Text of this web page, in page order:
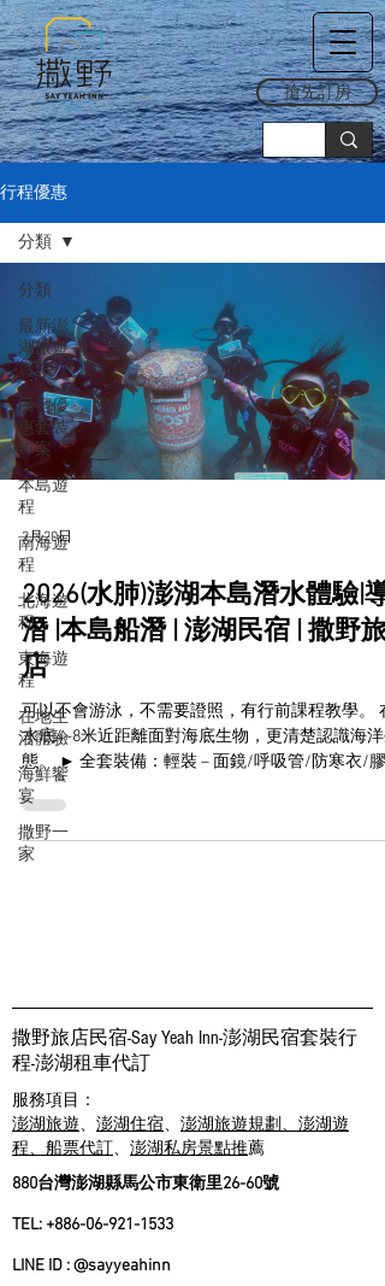
搶先訂房
行程優惠
分類
最新澎
湖旅遊
資訊
民宿優
惠套裝
專案
本島遊
程
南海遊
程
北海遊
程
東海遊
程
在地生
活體驗
海鮮饗
宴
撒野一
家
分類
2月20日
2026(水肺)澎湖本島潛水體驗|導
潛 |本島船潛 | 澎湖民宿 | 撒野旅
店
可以不會游泳，不需要證照，有行前課程教學。 在
水底4~8米近距離面對海底生物，更清楚認識海洋
態。 ► 全套裝備：輕裝 – 面鏡/呼吸管/防寒衣/膠
鞋/蛙鞋/手套 重裝 – 浮力背心/調節器/配重/氣瓶
貼心提供：點心/水/盥洗/照片下載/海洋途徑到海
接駁/海底郵筒防水明信片每人乙張 ► 專業服務：
底生物導覽，拍攝海底照片 ，輕鬆教學、耐心引領
導潛及裝備費用 1 對 4 導潛(含裝備) 2支氣瓶$3,050
(第3支氣瓶以上$950/支) (導潛2支2050/人 全套裝備
優惠$1000/人 意外險100萬$250/人) 夜間導潛1支(需
搭配日間導潛活動)$1800/人 導潛裝備租賃 全套
(輕、重裝)$1000/人 輕裝 : 面鏡呼吸管 $10
撒野旅店民宿-Say Yeah Inn-澎湖民宿套裝行
程-​澎湖租車代訂
服務項目：
澎湖旅遊、 澎湖住宿、 澎湖旅遊規劃、澎湖遊
程、船票代訂、 澎湖私房景點推薦
880台灣澎湖縣馬公市東衛里26-60號
TEL: +886-06-921-1533
LINE ID : @sayyeahinn